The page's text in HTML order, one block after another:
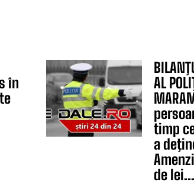
în
AL
timp
a
de lei...